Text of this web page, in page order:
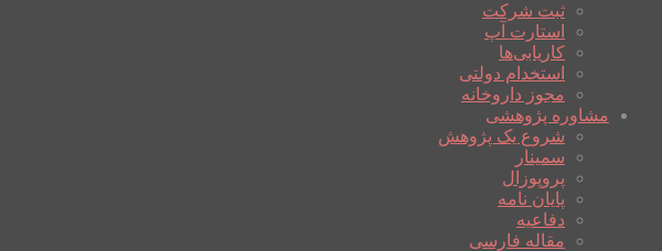
ثبت شرکت
استارت آپ
کاریابی‌ها
استخدام دولتی
مجوز داروخانه
مشاوره پژوهشی
شروع یک پژوهش
سمینار
پروپوزال
پایان نامه
دفاعیه
مقاله فارسی